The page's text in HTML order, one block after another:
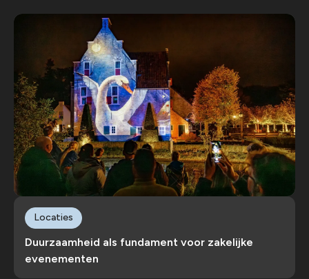
Duurzaamheid als fundament voor zakelijke
evenementen
Locaties